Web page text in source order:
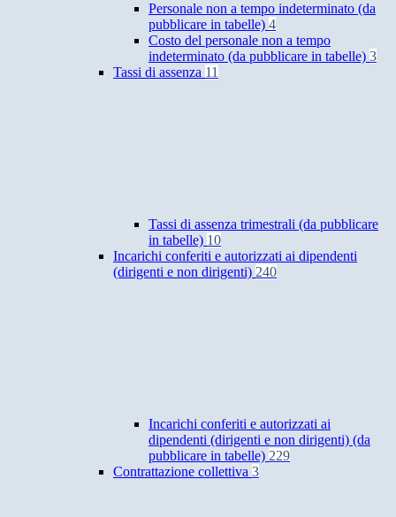
Personale non a tempo indeterminato (da
pubblicare in tabelle) 4
Costo del personale non a tempo
indeterminato (da pubblicare in tabelle) 3
Tassi di assenza 11
Tassi di assenza trimestrali (da pubblicare
in tabelle) 10
Incarichi conferiti e autorizzati ai dipendenti
(dirigenti e non dirigenti) 240
Incarichi conferiti e autorizzati ai
dipendenti (dirigenti e non dirigenti) (da
pubblicare in tabelle) 229
Contrattazione collettiva 3